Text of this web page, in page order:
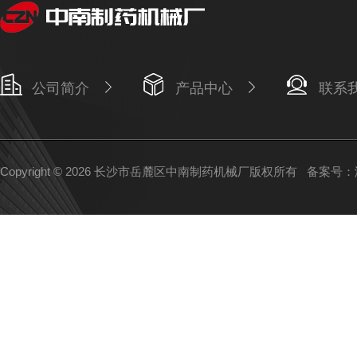
公司简介 产品中心 联系
Copyright © 2026 长沙市岳麓区中南制药机械厂版权所有 备案号